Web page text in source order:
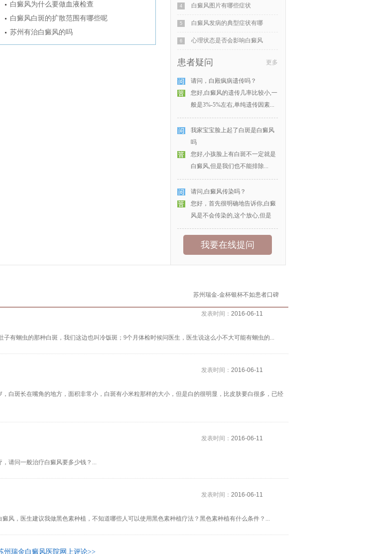
白癜风为什么要做血液检查
白癜风白斑的扩散范围有哪些呢
苏州有治白癜风的吗
4 白癜风图片有哪些症状
5 白癜风发病的典型症状有哪
6 心理状态是否会影响白癜风
患者疑问 更多
请问，白殿疯病遗传吗？
您好,白癜风的遗传几率比较小,一
般是3%-5%左右,单纯遗传因素...
我家宝宝脸上起了白斑是白癜风
吗
您好,小孩脸上有白斑不一定就是
白癜风,但是我们也不能排除...
请问,白癜风传染吗？
您好，首先很明确地告诉你,白癜
风是不会传染的,这个放心,但是
我要在线提问
苏州瑞金-金杯银杯不如患者口碑
发表时间： 2016-06-11
有蛔虫的那种白斑，我们这边也叫冷饭斑；9个月体检时候问医生，医生说这么小不大可能有蛔虫的...
发表时间： 2016-06-11
白斑长在嘴角的地方，面积非常小，白斑有小米粒那样的大小，但是白的很明显，比皮肤要白很多，已经
发表时间： 2016-06-11
请问一般治疗白癜风要多少钱？...
发表时间： 2016-06-11
风，医生建议我做黑色素种植，不知道哪些人可以使用黑色素种植疗法？黑色素种植有什么条件？...
州瑞金白癜风医院网上评论>>